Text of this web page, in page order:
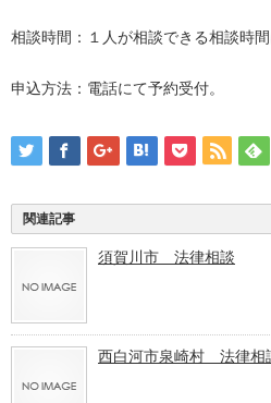
相談時間：１人が相談できる相談時
申込方法：電話にて予約受付。
関連記事
須賀川市 法律相談
西白河市泉崎村 法律相